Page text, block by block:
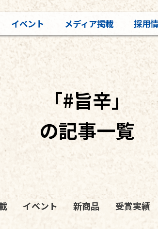
イベント メディア掲載 採用
「#旨辛」
の記事一覧
イベント 新商品 受賞実績